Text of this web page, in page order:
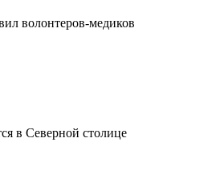
волонтеров-медиков
в Северной столице